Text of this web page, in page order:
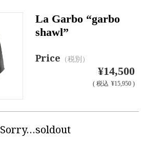
La Garbo “garbo
shawl”
Price （税別）
¥14,500
( 税込 ¥15,950 )
Sorry…soldout